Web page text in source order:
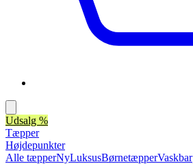
Udsalg %
Tæpper
Højdepunkter
Alle tæpperNyLuksusBørnetæpperVaskbar